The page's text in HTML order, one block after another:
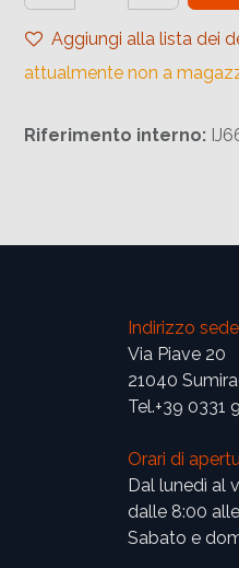
Aggiungi alla lista dei
attualmente non a
Riferimento interno:
Indirizzo sede
Via Piave 20
21040
Tel.+39 0331
Orari di
Dal lunedì al
dalle 8:00
Sabato e